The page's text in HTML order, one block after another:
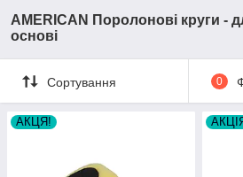
AMERICAN Поролонові круги -
основі
Сортування 0
АКЦЯ!